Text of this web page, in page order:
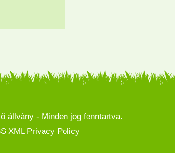
állvány - Minden jog fenntartva.
XML Privacy Policy